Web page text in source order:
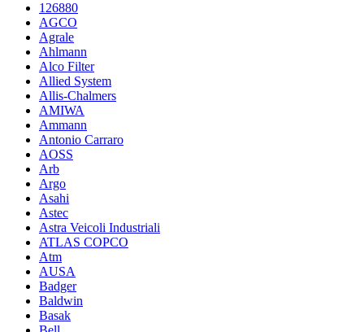
126880
AGCO
Agrale
Ahlmann
Alco Filter
Allied System
Allis-Chalmers
AMIWA
Ammann
Antonio Carraro
AOSS
Arb
Argo
Asahi
Astec
Astra Veicoli Industriali
ATLAS COPCO
Atm
AUSA
Badger
Baldwin
Basak